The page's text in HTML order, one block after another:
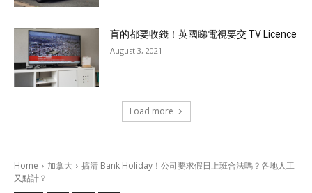
盲的都要收錢！英國睇電視要交 TV Licence
August 3, 2021
Load more